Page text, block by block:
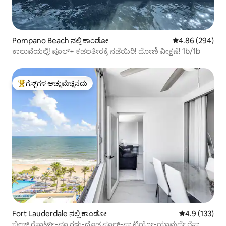
Pompano Beach ನಲ್ಲಿ ಕಾಂಡೋ 5 ರಲ್ಲಿ 4.86
4.86 (294)
ಕಾಲುವೆಯಲ್ಲಿ! ಪೂಲ್+ ಕಡಲತೀರಕ್ಕೆ ನಡೆಯಿರಿ! ದೋಣಿ ವೀಕ್ಷಣೆ! 1b/1b
ಗೆಸ್ಟ್‌ಗಳಿಗೆ ಅತಿ ಹೆಚ್ಚು ಅಚ್ಚುಮೆಚ್ಚಿನದು
ಗೆಸ್ಟ್‌ಗಳ ಅಚ್ಚುಮೆಚ್ಚಿನದು
Fort Lauderdale ನಲ್ಲಿ ಕಾಂಡೋ 5 ರಲ್ಲಿ 4.9
4.9 (133)